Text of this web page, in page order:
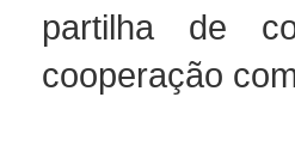
partilha de
cooperação